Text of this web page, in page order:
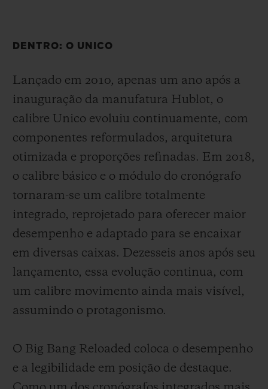
DENTRO: O UNICO
Lançado em 2010, apenas um ano após a
inauguração da manufatura Hublot, o
calibre Unico evoluiu continuamente, com
componentes reformulados, arquitetura
otimizada e proporções refinadas. Em 2018,
o calibre básico e o módulo do cronógrafo
tornaram-se um calibre totalmente
integrado, reprojetado para oferecer maior
desempenho e adaptado para se encaixar
em diversas caixas. Dezesseis anos após seu
lançamento, essa evolução continua, com
um calibre movimento ainda mais visível,
assumindo o protagonismo.
O Big Bang Reloaded coloca o desempenho
e a legibilidade em posição de destaque.